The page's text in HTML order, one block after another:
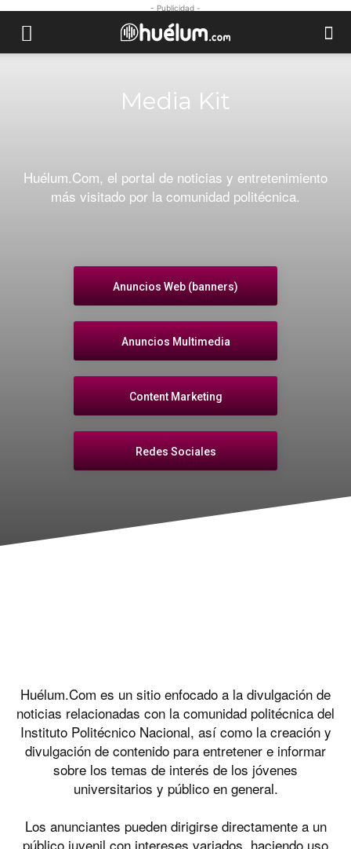
- Publicidad -
Media Kit
Huélum.Com, el portal de noticias y entretenimiento
más visitado por la comunidad politécnica.
Anuncios Web (banners)
Anuncios Multimedia
Content Marketing
Redes Sociales
Huélum.Com es un sitio enfocado a la divulgación de
noticias relacionadas con la comunidad politécnica del
Instituto Politécnico Nacional, así como la creación y
divulgación de contenido para entretener e informar
sobre los temas de interés de los jóvenes
universitarios y público en general.
Los anunciantes pueden dirigirse directamente a un
público juvenil con intereses variados, haciendo uso